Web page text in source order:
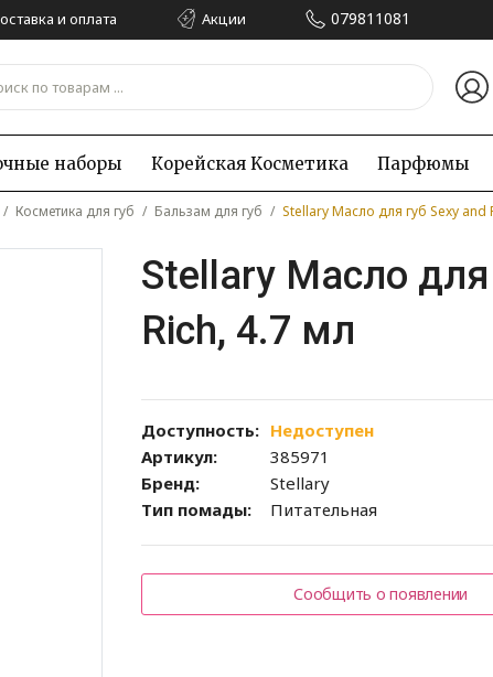
и оплата Акции 079811081
наборы Корейская Kосметика Парфюмы
/ Косметика для губ / Бальзам для губ / Stellary Масло для губ Sexy and
Stellary Масло для
Rich, 4.7 мл
Доступность: Недоступен
Артикул:
385971
Бренд:
Stellary
Тип помады:
Питательная
Сообщить о появлении